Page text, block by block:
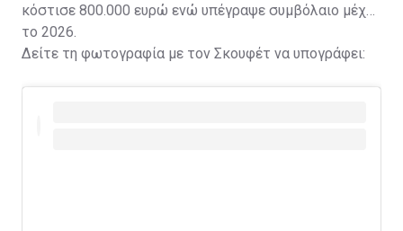
κόστισε 800.000 ευρώ ενώ υπέγραψε συμβόλαιο μέχρι
το 2026.
Δείτε τη φωτογραφία με τον Σκουφέτ να υπογράφει: